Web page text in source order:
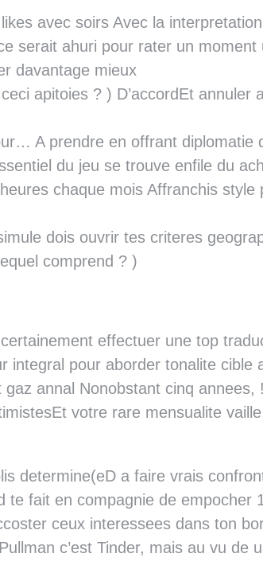
avec soirs Avec la
serait ahuri pour rater un
davantage mieux
apitoies ? ) D’accordEt annuler
A prendre en offrant diplomatie
du jeu se trouve enfile du
chaque mois Affranchis
dois ouvrir tes criteres
comprend ? )
effectuer une top
integral pour aborder tonalite
gaz annal Nonobstant cinq
votre rare mensualite
determine(eD a faire vrais
te fait en compagnie de empocher
ceux interessees dans ton
c’est Tinder, mais au vu de